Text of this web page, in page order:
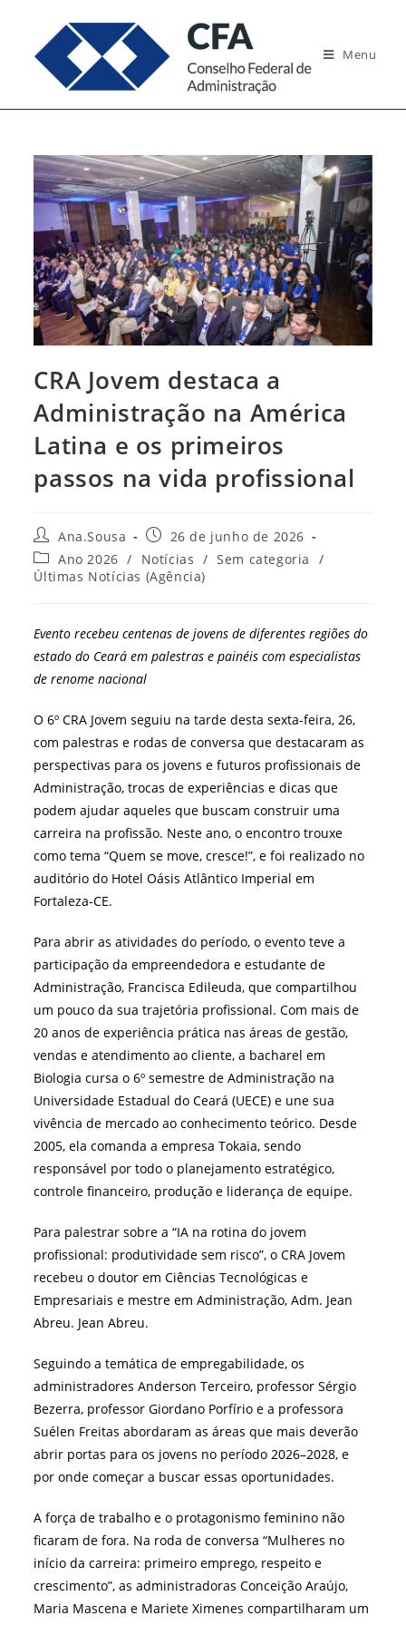
conteúdo
Menu
CRA Jovem destaca a
Administração na América
Latina e os primeiros
passos na vida profissional
Autor
do
post:
Ana.Sousa
Post
publicado:
26 de junho de 2026
Categoria
do
Ano 2026 / Notícias / Sem categoria
/
Últimas Notícias (Agência)
Evento recebeu centenas de jovens de diferentes regiões do
estado do Ceará em palestras e painéis com especialistas
de renome nacional
O 6º CRA Jovem seguiu na tarde desta sexta-feira, 26,
com palestras e rodas de conversa que destacaram as
perspectivas para os jovens e futuros profissionais de
Administração, trocas de experiências e dicas que
podem ajudar aqueles que buscam construir uma
carreira na profissão. Neste ano, o encontro trouxe
como tema “Quem se move, cresce!”, e foi realizado no
auditório do Hotel Oásis Atlântico Imperial em
Fortaleza-CE.
Para abrir as atividades do período, o evento teve a
participação da empreendedora e estudante de
Administração, Francisca Edileuda, que compartilhou
um pouco da sua trajetória profissional. Com mais de
20 anos de experiência prática nas áreas de gestão,
vendas e atendimento ao cliente, a bacharel em
Biologia cursa o 6º semestre de Administração na
Universidade Estadual do Ceará (UECE) e une sua
vivência de mercado ao conhecimento teórico. Desde
2005, ela comanda a empresa Tokaia, sendo
responsável por todo o planejamento estratégico,
controle financeiro, produção e liderança de equipe.
Para palestrar sobre a “IA na rotina do jovem
profissional: produtividade sem risco”, o CRA Jovem
recebeu o doutor em Ciências Tecnológicas e
Empresariais e mestre em Administração, Adm. Jean
Abreu. Jean Abreu.
Seguindo a temática de empregabilidade, os
administradores Anderson Terceiro, professor Sérgio
Bezerra, professor Giordano Porfírio e a professora
Suélen Freitas abordaram as áreas que mais deverão
abrir portas para os jovens no período 2026–2028, e
por onde começar a buscar essas oportunidades.
A força de trabalho e o protagonismo feminino não
ficaram de fora. Na roda de conversa “Mulheres no
início da carreira: primeiro emprego, respeito e
crescimento”, as administradoras Conceição Araújo,
Maria Mascena e Mariete Ximenes compartilharam um